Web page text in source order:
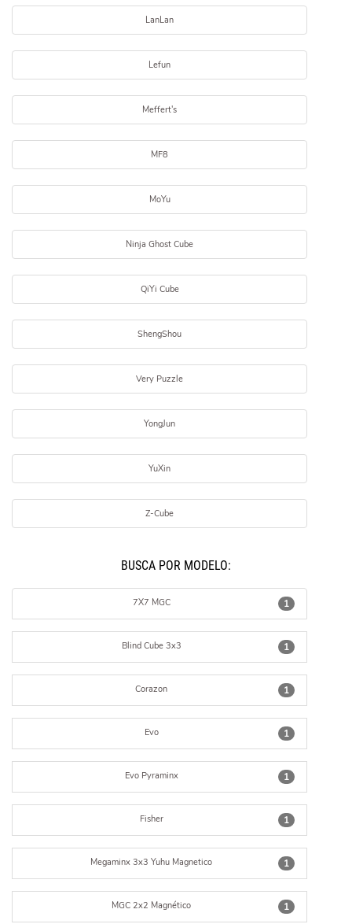
LanLan
Lefun
Meffert's
MF8
MoYu
Ninja Ghost Cube
QiYi Cube
ShengShou
Very Puzzle
YongJun
YuXin
Z-Cube
BUSCÁ POR MODELO:
1
7X7 MGC
1
Blind Cube 3x3
1
Corazon
1
Evo
1
Evo Pyraminx
1
Fisher
1
Megaminx 3x3 Yuhu Magnetico
1
MGC 2x2 Magnético